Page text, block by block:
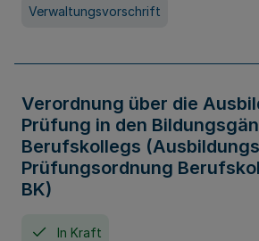
Verwaltungsvorschrift
Verordnung über die
Prüfung in den
Berufskollegs
Prüfungsordnung
BK)
In Kraft